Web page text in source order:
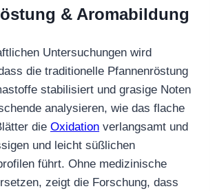
& Aromabildung
Untersuchungen wird
die traditionelle Pfannenröstung
stabilisiert und grasige Noten
analysieren, wie das flache
die Oxidation verlangsamt und
und leicht süßlichen
führt. Ohne medizinische
zeigt die Forschung, dass